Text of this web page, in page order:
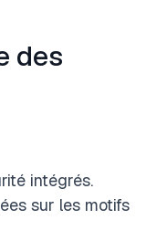
des
intégrés.
sur les motifs